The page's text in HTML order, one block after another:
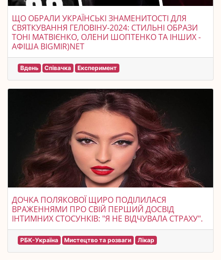
ЩО ОБРАЛИ УКРАЇНСЬКІ ЗНАМЕНИТОСТІ ДЛЯ
СВЯТКУВАННЯ ГЕЛОВІНУ-2024: СТИЛЬНІ ОБРАЗИ
ТОНІ МАТВІЄНКО, ОЛЕНИ ШОПТЕНКО ТА ІНШИХ -
АФІША BIGMIR)NET
Вдень Співачка Експеримент
ДОЧКА ПОЛЯКОВОЇ ЩИРО ПОДІЛИЛАСЯ
ВРАЖЕННЯМИ ПРО СВІЙ ПЕРШИЙ ДОСВІД
ІНТИМНИХ СТОСУНКІВ: "Я НЕ ВІДЧУВАЛА СТРАХУ".
РБК-Україна Мистецтво та розваги Лікар